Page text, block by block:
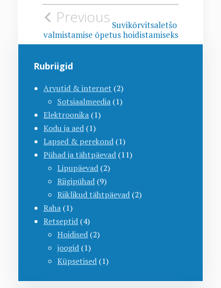
Navigeerimine
Previous Suvikõrvitsaletšo
valmistamise õpetus hoidistamiseks
Rubriigid
Arvutid & internet (2)
Sotsiaalmeedia (1)
Elektroonika (1)
Kodu ja aed (1)
Lapsed & perekond (1)
Pühad ja tähtpäevad (11)
Lipupäevad (2)
Riigipühad (9)
Riiklikud tähtpäevad (2)
Raha (1)
Retseptid (4)
Hoidised (2)
joogid (1)
Küpsetised (1)